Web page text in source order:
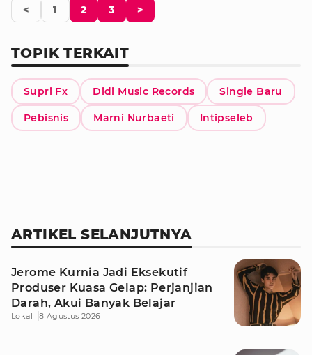
< 1 2 3 >
TOPIK TERKAIT
Supri Fx Didi Music Records Single Baru
Pebisnis Marni Nurbaeti Intipseleb
ARTIKEL SELANJUTNYA
Jerome Kurnia Jadi Eksekutif
Produser Kuasa Gelap: Perjanjian
Darah, Akui Banyak Belajar
Lokal 8 Agustus 2026